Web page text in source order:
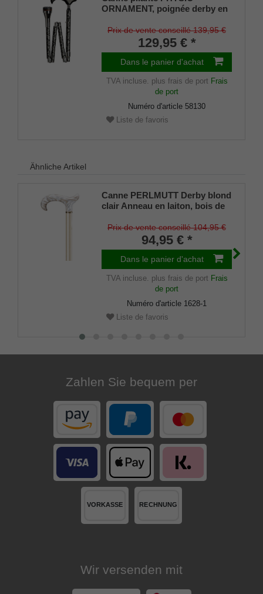
ORNAMENT, poignée derby en
métal léger stable, design
discret, réglable en hauteur,
amortisseur gyroscopique
spécial
Prix de vente conseillé 139,95 €
129,95 € *
Dans le panier d'achat
TVA incluse. plus frais de port Frais
de port
Numéro d'article 58130
Liste de favoris
Ähnliche Artikel
Canne PERLMUTT Derby blond
clair Anneau en laiton, bois de
clair, poignée en acrylique
Prix de vente conseillé 104,95 €
94,95 € *
Dans le panier d'achat
TVA incluse. plus frais de port Frais
de port
Numéro d'article 1628-1
Liste de favoris
Zahlen Sie bequem per
Wir versenden mit